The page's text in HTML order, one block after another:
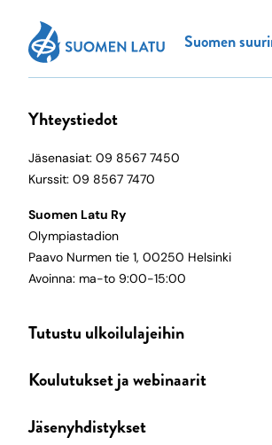
Suomen
Yhteystiedot
Jäsenasiat: 09 8567 7450
Kurssit: 09 8567 7470
Suomen Latu Ry
Olympiastadion
Paavo Nurmen tie 1, 00250 Helsinki
Avoinna: ma-to 9:00-15:00
Tutustu ulkoilulajeihin
Koulutukset ja webinaarit
Jäsenyhdistykset